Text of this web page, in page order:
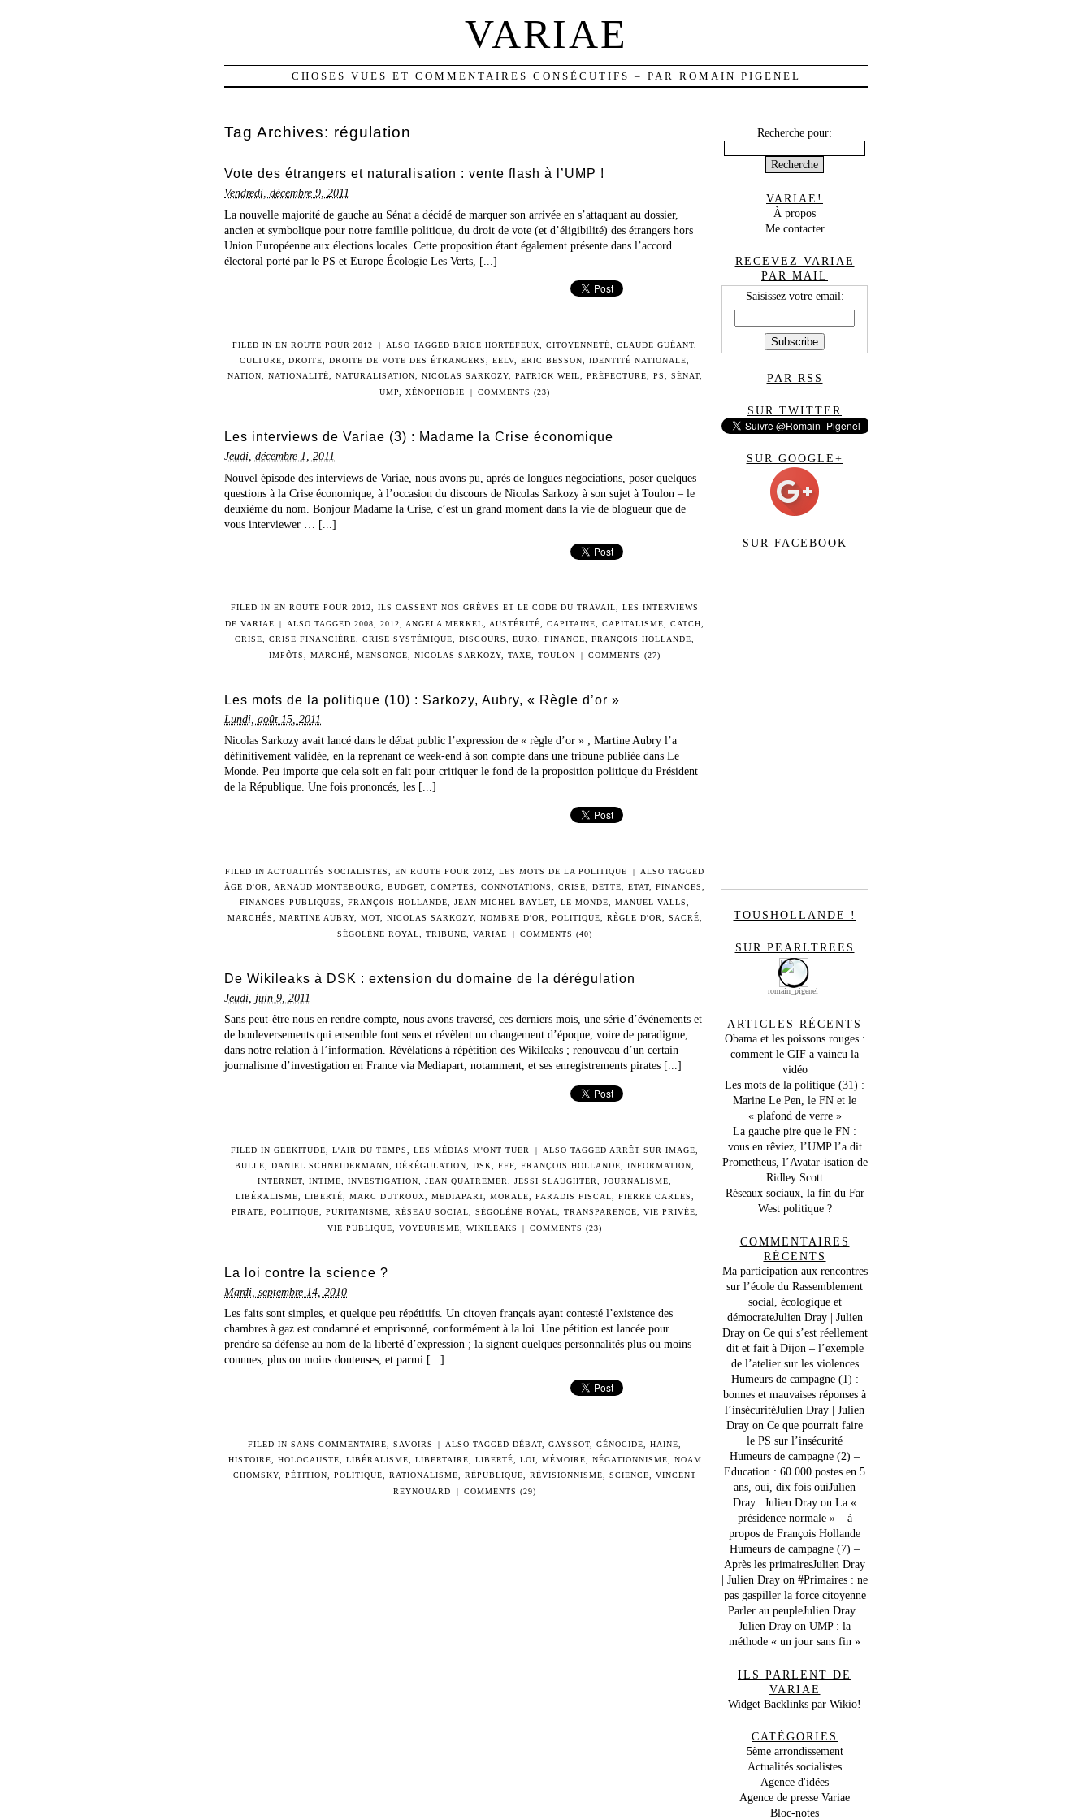
VARIAE
CHOSES VUES ET COMMENTAIRES CONSÉCUTIFS – PAR ROMAIN PIGENEL
Tag Archives: régulation
Vote des étrangers et naturalisation : vente flash à l’UMP !
Vendredi, décembre 9, 2011
La nouvelle majorité de gauche au Sénat a décidé de marquer son arrivée en s’attaquant au dossier,
ancien et symbolique pour notre famille politique, du droit de vote (et d’éligibilité) des étrangers hors
Union Européenne aux élections locales. Cette proposition étant également présente dans l’accord
électoral porté par le PS et Europe Écologie Les Verts, [...]
FILED INEN ROUTE POUR 2012 | ALSO TAGGED BRICE HORTEFEUX CITOYENNETÉ CLAUDE GUÉANT,
CULTURE
DROITE DROITE DE VOTE DES ÉTRANGERS EELV ERIC BESSON IDENTITÉ NATIONALE
NATION
NATIONALITÉ NATURALISATION NICOLAS SARKOZY, PATRICK WEIL PRÉFECTURE PS SÉNAT,
UMP
,XÉNOPHOBIE | COMMENTS (23)
Les interviews de Variae (3) : Madame la Crise économique
Jeudi, décembre 1, 2011
Nouvel épisode des interviews de Variae, nous avons pu, après de longues négociations, poser quelques
questions à la Crise économique, à l’occasion du discours de Nicolas Sarkozy à son sujet à Toulon – le
deuxième du nom. Bonjour Madame la Crise, c’est un grand moment dans la vie de blogueur que de
vous interviewer … [...]
FILED IN EN ROUTE POUR 2012 ILS CASSENT NOS GRÈVES ET LE CODE DU TRAVAIL
LES INTERVIEWS
DE VARIAE
| ALSO TAGGED2008 ,2012 ANGELA MERKEL AUSTÉRITÉ ,CAPITAINE ,CAPITALISME ,CATCH
CRISE
CRISE FINANCIÈRE CRISE SYSTÉMIQUE DISCOURS EURO FINANCE FRANÇOIS HOLLANDE
IMPÔTS
,MARCHÉ ,MENSONGE ,NICOLAS SARKOZY ,TAXE ,TOULON | COMMENTS (27)
Les mots de la politique (10) : Sarkozy, Aubry, « Règle d’or »
Lundi, août 15, 2011
Nicolas Sarkozy avait lancé dans le débat public l’expression de « règle d’or » ; Martine Aubry l’a
définitivement validée, en la reprenant ce week-end à son compte dans une tribune publiée dans Le
Monde. Peu importe que cela soit en fait pour critiquer le fond de la proposition politique du Président
de la République. Une fois prononcés, les [...]
FILED IN ACTUALITÉS SOCIALISTES ,EN ROUTE POUR 2012 ,LES MOTS DE LA POLITIQUE |
ALSO TAGGED
ÂGE D'OR
ARNAUD MONTEBOURG BUDGET COMPTES CONNOTATIONS CRISE DETTE ETAT FINANCES
FINANCES PUBLIQUES
FRANÇOIS HOLLANDE JEAN-MICHEL BAYLET LE MONDE MANUEL VALLS
MARCHÉS
MARTINE AUBRY, MOT, NICOLAS SARKOZY, NOMBRE D'OR POLITIQUE RÈGLE D'OR SACRÉ
SÉGOLÈNE ROYAL
,TRIBUNE ,VARIAE | COMMENTS (40)
De Wikileaks à DSK : extension du domaine de la dérégulation
Jeudi, juin 9, 2011
Sans peut-être nous en rendre compte, nous avons traversé, ces derniers mois, une série d’événements et
de bouleversements qui ensemble font sens et révèlent un changement d’époque, voire de paradigme,
dans notre relation à l’information. Révélations à répétition des Wikileaks ; renouveau d’un certain
journalisme d’investigation en France via Mediapart, notamment, et ses enregistrements pirates [...]
FILED INGEEKITUDE ,L'AIR DU TEMPS ,LES MÉDIAS M'ONT TUER | ALSO TAGGED ARRÊT SUR IMAGE
BULLE
DANIEL SCHNEIDERMANN DÉRÉGULATION DSK FFF FRANÇOIS HOLLANDE INFORMATION
INTERNET
INTIME INVESTIGATION JEAN QUATREMER JESSI SLAUGHTER JOURNALISME
LIBÉRALISME
LIBERTÉ MARC DUTROUX MEDIAPART, MORALE PARADIS FISCAL PIERRE CARLES
PIRATE
POLITIQUE PURITANISME RÉSEAU SOCIAL SÉGOLÈNE ROYAL TRANSPARENCE VIE PRIVÉE
VIE PUBLIQUE
VOYEURISME WIKILEAKS | COMMENTS (23)
La loi contre la science ?
Mardi, septembre 14, 2010
Les faits sont simples, et quelque peu répétitifs. Un citoyen français ayant contesté l’existence des
chambres à gaz est condamné et emprisonné, conformément à la loi. Une pétition est lancée pour
prendre sa défense au nom de la liberté d’expression ; la signent quelques personnalités plus ou moins
connues, plus ou moins douteuses, et parmi [...]
FILED IN SANS COMMENTAIRE SAVOIRS | ALSO TAGGEDDÉBAT ,GAYSSOT ,GÉNOCIDE ,HAINE
HISTOIRE
HOLOCAUSTE LIBÉRALISME LIBERTAIRE LIBERTÉ LOI MÉMOIRE NÉGATIONNISME
NOAM
CHOMSKY
PÉTITION POLITIQUE RATIONALISME RÉPUBLIQUE RÉVISIONNISME SCIENCE
VINCENT
REYNOUARD
| COMMENTS (29)
Recherche pour:
VARIAE!
À propos
Me contacter
RECEVEZ VARIAE
PAR MAIL
Saisissez votre email:
PAR RSS
SUR TWITTER
SUR GOOGLE+
SUR FACEBOOK
TOUSHOLLANDE !
SUR PEARLTREES
romain_pigenel
ARTICLES RÉCENTS
Obama et les poissons rouges :
comment le GIF a vaincu la
vidéo
Les mots de la politique (31) :
Marine Le Pen, le FN et le
« plafond de verre »
La gauche pire que le FN :
vous en rêviez, l’UMP l’a dit
Prometheus, l’Avatar-isation de
Ridley Scott
Réseaux sociaux, la fin du Far
West politique ?
COMMENTAIRES
RÉCENTS
Ma participation aux rencontres
sur l’école du Rassemblement
social, écologique et
démocrateJulien Dray | Julien
Drayon Ce qui s’est réellement
dit et fait à Dijon – l’exemple
de l’atelier sur les violences
Humeurs de campagne (1) :
bonnes et mauvaises réponses à
l’insécuritéJulien Dray | Julien
Dray on Ce que pourrait faire
le PS sur l’insécurité
Humeurs de campagne (2) –
Education : 60 000 postes en 5
ans, oui, dix fois ouiJulien
Dray | Julien Dray on La «
présidence normale » – à
propos de François Hollande
Humeurs de campagne (7) –
Après les primairesJulien Dray
| Julien Dray on #Primaires : ne
pas gaspiller la force citoyenne
Parler au peupleJulien Dray |
Julien Dray on UMP : la
méthode « un jour sans fin »
ILS PARLENT DE
VARIAE
Widget Backlinks par Wikio!
CATÉGORIES
5ème arrondissement
Actualités socialistes
Agence d'idées
Agence de presse Variae
Bloc-notes